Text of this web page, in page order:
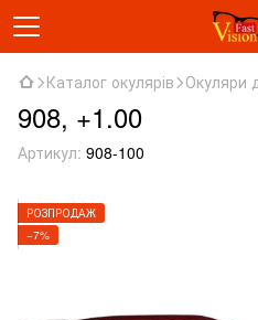
Каталог окулярів Окуляри
908, +1.00
Артикул: 908-100
РОЗПРОДАЖ
−7%